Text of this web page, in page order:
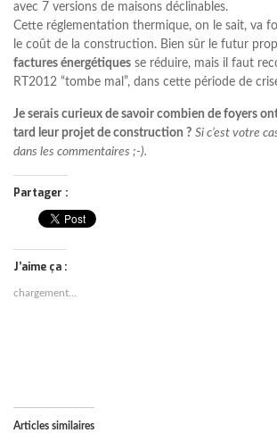
avec 7 versions de maisons déclinables.
Cette réglementation thermique, on le sait, va
le coût de la construction. Bien sûr le futur
factures énergétiques se réduire, mais il faut
RT2012 “tombe mal”, dans cette période de
Je serais curieux de savoir combien de foyers
tard leur projet de construction ? Si c’est votre
dans les commentaires ;-).
Partager :
J’aime ça :
chargement…
Articles similaires